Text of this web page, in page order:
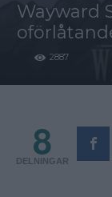
Wayward
2887
8
DELNINGAR